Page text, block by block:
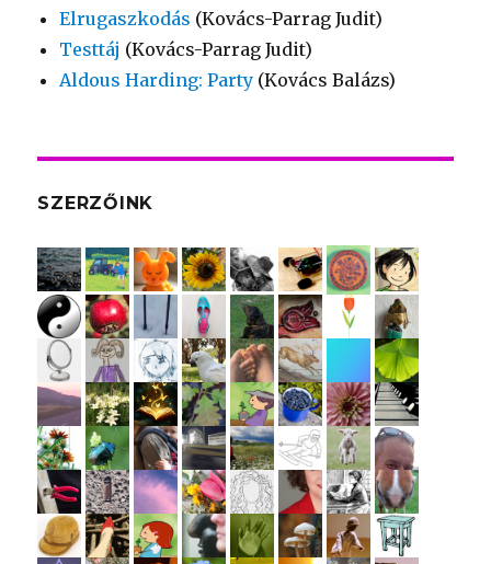
Elrugaszkodás (Kovács-Parrag Judit)
Testtáj (Kovács-Parrag Judit)
Aldous Harding: Party (Kovács Balázs)
SZERZŐINK